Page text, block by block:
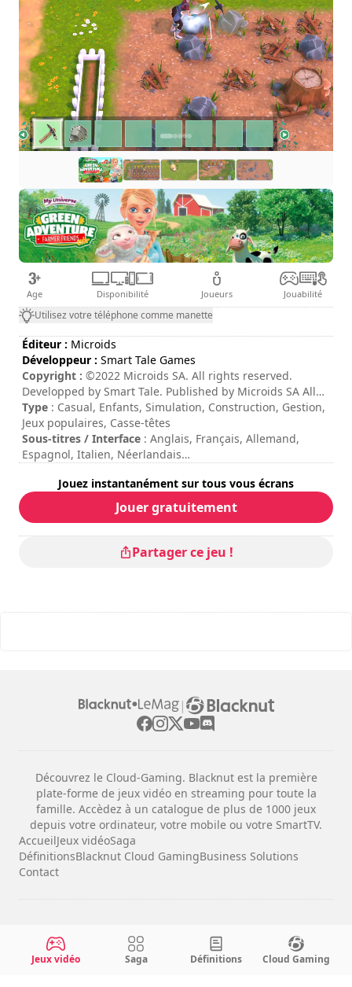
Age Disponibilité Joueurs Jouabilité
Utilisez votre téléphone comme manette
Éditeur : Microids
Développeur : Smart Tale Games
Copyright : ©2022 Microids SA. All rights reserved.
Developped by Smart Tale. Published by Microids SA All
rights reserved.
Type : Casual, Enfants, Simulation, Construction, Gestion,
Jeux populaires, Casse-têtes
Sous-titres / Interface : Anglais, Français, Allemand,
Espagnol, Italien, Néerlandais
Durée totale : 10h
Difficulté
Jouez instantanément sur tous vous écrans
Jouer gratuitement
Partager ce jeu !
|
Découvrez le Cloud-Gaming. Blacknut est la première
plate-forme de jeux vidéo en streaming pour toute la
famille. Accèdez à un catalogue de plus de 1000 jeux
depuis votre ordinateur, votre mobile ou votre SmartTV.
AccueilJeux vidéoSaga
DéfinitionsBlacknut Cloud GamingBusiness Solutions
Contact
Mentions légales
Conditions d'utilisation
Confidentialité
Jeux vidéo Saga Définitions Cloud Gaming